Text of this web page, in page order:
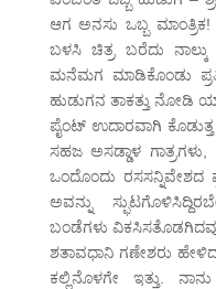
ಆಗ ಅನಸು ಒಬ್ಬ
ಬಳಸಿ ಚಿತ್ರ ಬರೆದು ನಾಲ್ಕು
ಮನೆಮಗ ಮಾಡಿಕೊಂಡು
ಹುಡುಗನ ತಾಕತ್ತು ನೋಡಿ
ಪೈಂಟ್ ಉದಾರವಾಗಿ
ಸಹಜ ಅಸಡ್ಡಾಳ
ಒಂದೊಂದು
ಅವನ್ನು
ಬಂಡೆಗಳು ವಿಕಸಿಸತೊಡಗಿದವು.
ಶತಾವಧಾನಿ ಗಣೇಶರು
ಕಲ್ಲಿನೊಳಗೇ ಇತ್ತು.